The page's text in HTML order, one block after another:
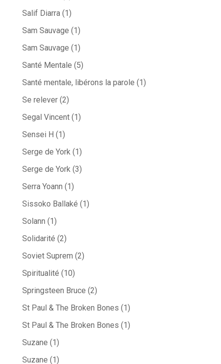
Salif Diarra(1)
Sam Sauvage (1)
Sam Sauvage (1)
Santé Mentale (5)
Santé mentale, libérons la parole (1)
Se relever(2)
Segal Vincent(1)
Sensei H (1)
Serge de York(1)
Serge de York(3)
Serra Yoann (1)
Sissoko Ballaké (1)
Solann (1)
Solidarité (2)
Soviet Suprem (2)
Spiritualité (10)
Springsteen Bruce (2)
St Paul & The Broken Bones (1)
St Paul & The Broken Bones (1)
Suzane (1)
Suzane (1)